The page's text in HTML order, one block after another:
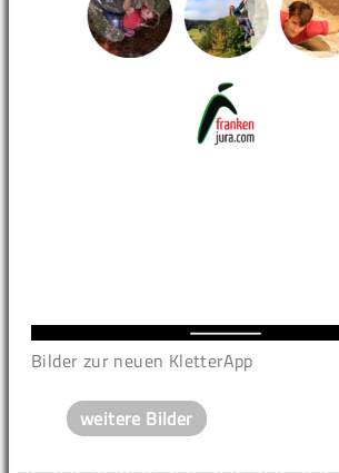
Bilder zur neuen KletterApp
weitere Bilder